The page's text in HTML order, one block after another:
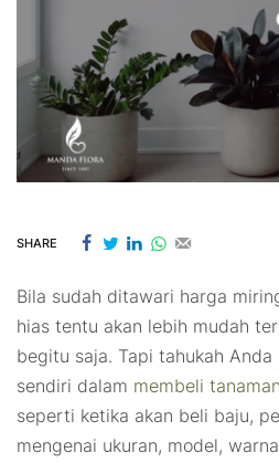
SHARE
Bila sudah ditawari harga
hias tentu akan lebih mudah
begitu saja. Tapi tahukah
sendiri dalam membeli
seperti ketika akan beli baju,
mengenai ukuran, model,